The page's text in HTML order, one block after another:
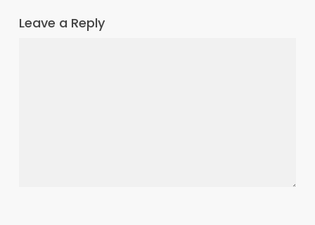
Leave a Reply